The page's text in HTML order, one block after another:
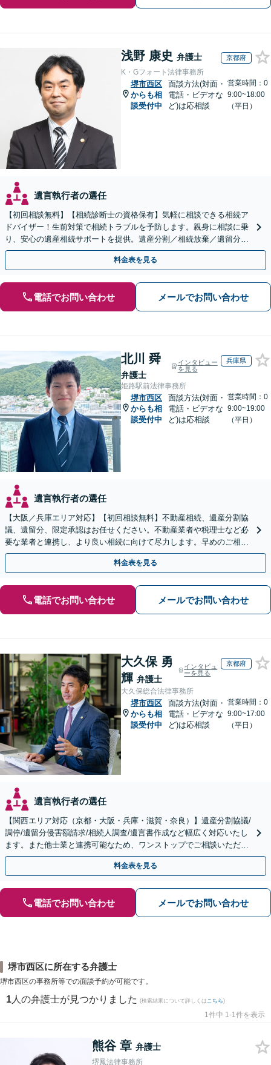
浅野 康史 弁護士 京都府
K・Gフォート法律事務所
堺市西区
からも相
談受付中
面談方法(対面・
電話・ビデオな
ど)は応相談
営業時間：0
9:00~18:00
（平日）
遺言執行者の選任
【初回相談無料】【相続診断士の資格保有】気軽に相談できる相続ア
ドバイザー！生前対策で相続トラブルを予防します。親身に相談に乗
り、安心の遺産相続サポートを提供。遺産分割／相続放棄／遺留分も
お任せ！【出張サポート】【完全個室】【丸太町駅6分】
料金表を見る
電話でお問い合わせ メールでお問い合わせ
北川 舜
弁護士
インタビュー
を見る
兵庫県
姫路駅前法律事務所
堺市西区
からも相
談受付中
面談方法(対面・
電話・ビデオな
ど)は応相談
営業時間：0
9:00~19:00
（平日）
遺言執行者の選任
【大阪／兵庫エリア対応】【初回相談無料】不動産相続、遺産分割協
議、遺留分、限定承認はお任せください。不動産業者や税理士など必
要な業者と連携し、より良い相続に向けて尽力します。早めのご相談
が複雑化を防ぐカギとなります【休日相談可】
料金表を見る
電話でお問い合わせ メールでお問い合わせ
大久保 勇
輝 弁護士
インタビュ
ーを見る
京都府
大久保総合法律事務所
堺市西区
からも相
談受付中
面談方法(対面・
電話・ビデオな
ど)は応相談
営業時間：0
9:00~17:00
（平日）
遺言執行者の選任
【関西エリア対応（京都・大阪・兵庫・滋賀・奈良）】遺産分割協議/
調停/遺留分侵害額請求/相続人調査/遺言書作成など幅広く対応いたし
ます。また他士業と連携可能なため、ワンストップでご相談いただけ
ます。【土日夜間対応】
料金表を見る
電話でお問い合わせ メールでお問い合わせ
堺市西区に所在する弁護士
堺市西区の事務所等での面談予約が可能です。
1 人の弁護士が見つかりました (検索結果について詳しくは こちら)
1件中 1-1件を表示
熊谷 章 弁護士
堺鳳法律事務所